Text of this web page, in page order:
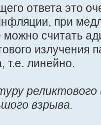
ответа это
при
можно считать
излучения
т.е. линейно.
реликтового
взрыва.